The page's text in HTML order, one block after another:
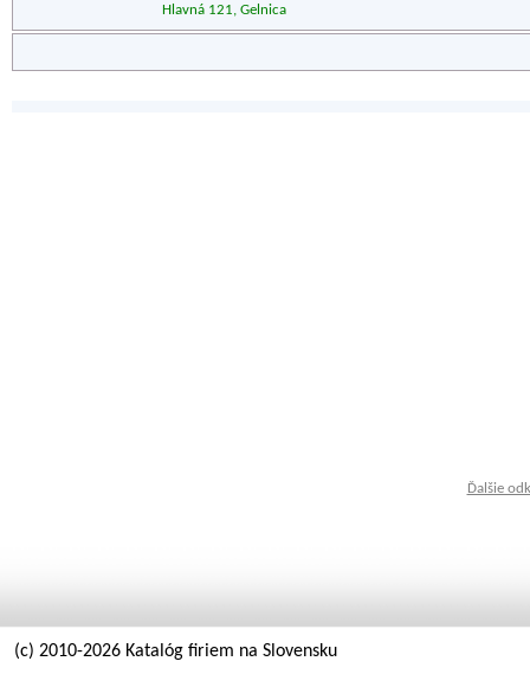
Hlavná 121, Gelnica
Ďalšie
(c) 2010-2026 Katalóg firiem na Slovensku